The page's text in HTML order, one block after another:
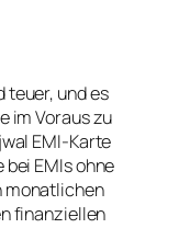
teuer, und es
im Voraus zu
EMI-Karte
EMIs ohne
monatlichen
finanziellen